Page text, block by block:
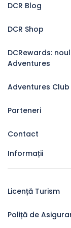
DCR Blog
DCR Shop
DCRewards:
Adventures
Adventures Club
Parteneri
Contact
Informații
Licență Turism
Poliță de